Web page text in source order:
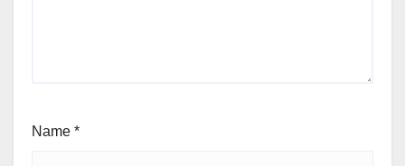
Name *